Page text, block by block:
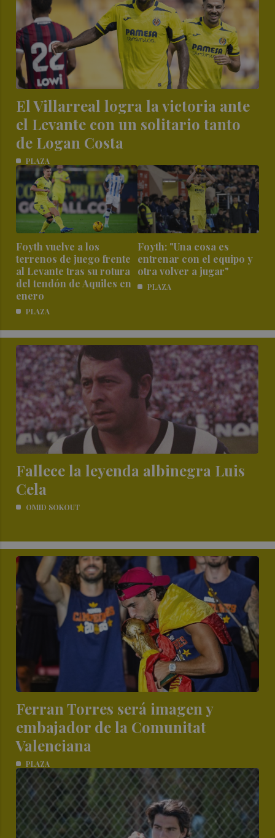
El Villarreal logra la victoria ante
el Levante con un solitario tanto
de Logan Costa
PLAZA
Foyth vuelve a los
terrenos de juego frente
al Levante tras su rotura
del tendón de Aquiles en
enero
PLAZA
Foyth: "Una cosa es
entrenar con el equipo y
otra volver a jugar"
PLAZA
Fallece la leyenda albinegra Luis
Cela
OMID SOKOUT
Ferran Torres será imagen y
embajador de la Comunitat
Valenciana
PLAZA